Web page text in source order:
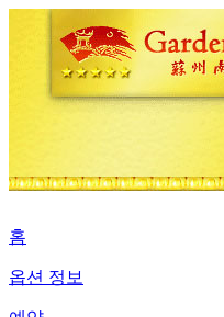
홈
옵션 정보